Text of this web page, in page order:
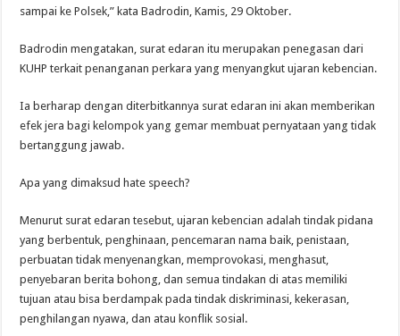
sampai ke Polsek,” kata Badrodin, Kamis, 29 Oktober.
Badrodin mengatakan, surat edaran itu merupakan penegasan dari
KUHP terkait penanganan perkara yang menyangkut ujaran kebencian.
Ia berharap dengan diterbitkannya surat edaran ini akan memberikan
efek jera bagi kelompok yang gemar membuat pernyataan yang tidak
bertanggung jawab.
Apa yang dimaksud hate speech?
Menurut surat edaran tesebut, ujaran kebencian adalah tindak pidana
yang berbentuk, penghinaan, pencemaran nama baik, penistaan,
perbuatan tidak menyenangkan, memprovokasi, menghasut,
penyebaran berita bohong, dan semua tindakan di atas memiliki
tujuan atau bisa berdampak pada tindak diskriminasi, kekerasan,
penghilangan nyawa, dan atau konflik sosial.